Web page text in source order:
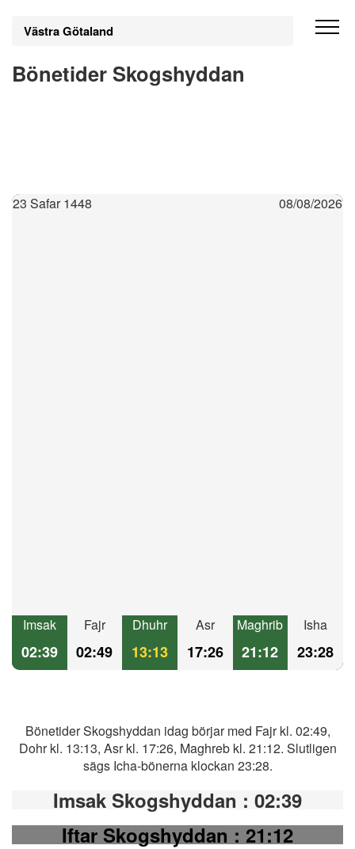
Västra Götaland
Bönetider Skogshyddan
23 Safar 1448 08/08/2026
Imsak
02:39
Fajr
02:49
Dhuhr
13:13
Asr
17:26
Maghrib
21:12
Isha
23:28
Bönetider Skogshyddan idag börjar med Fajr kl. 02:49,
Dohr kl. 13:13, Asr kl. 17:26, Maghreb kl. 21:12. Slutligen
sägs Icha-bönerna klockan 23:28.
Imsak Skogshyddan : 02:39
Iftar Skogshyddan: 21:12